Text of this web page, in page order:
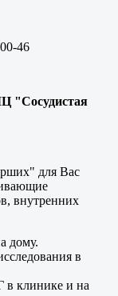
46
"Сосудистая
для Вас
внутренних
дому.
в
в клинике и на